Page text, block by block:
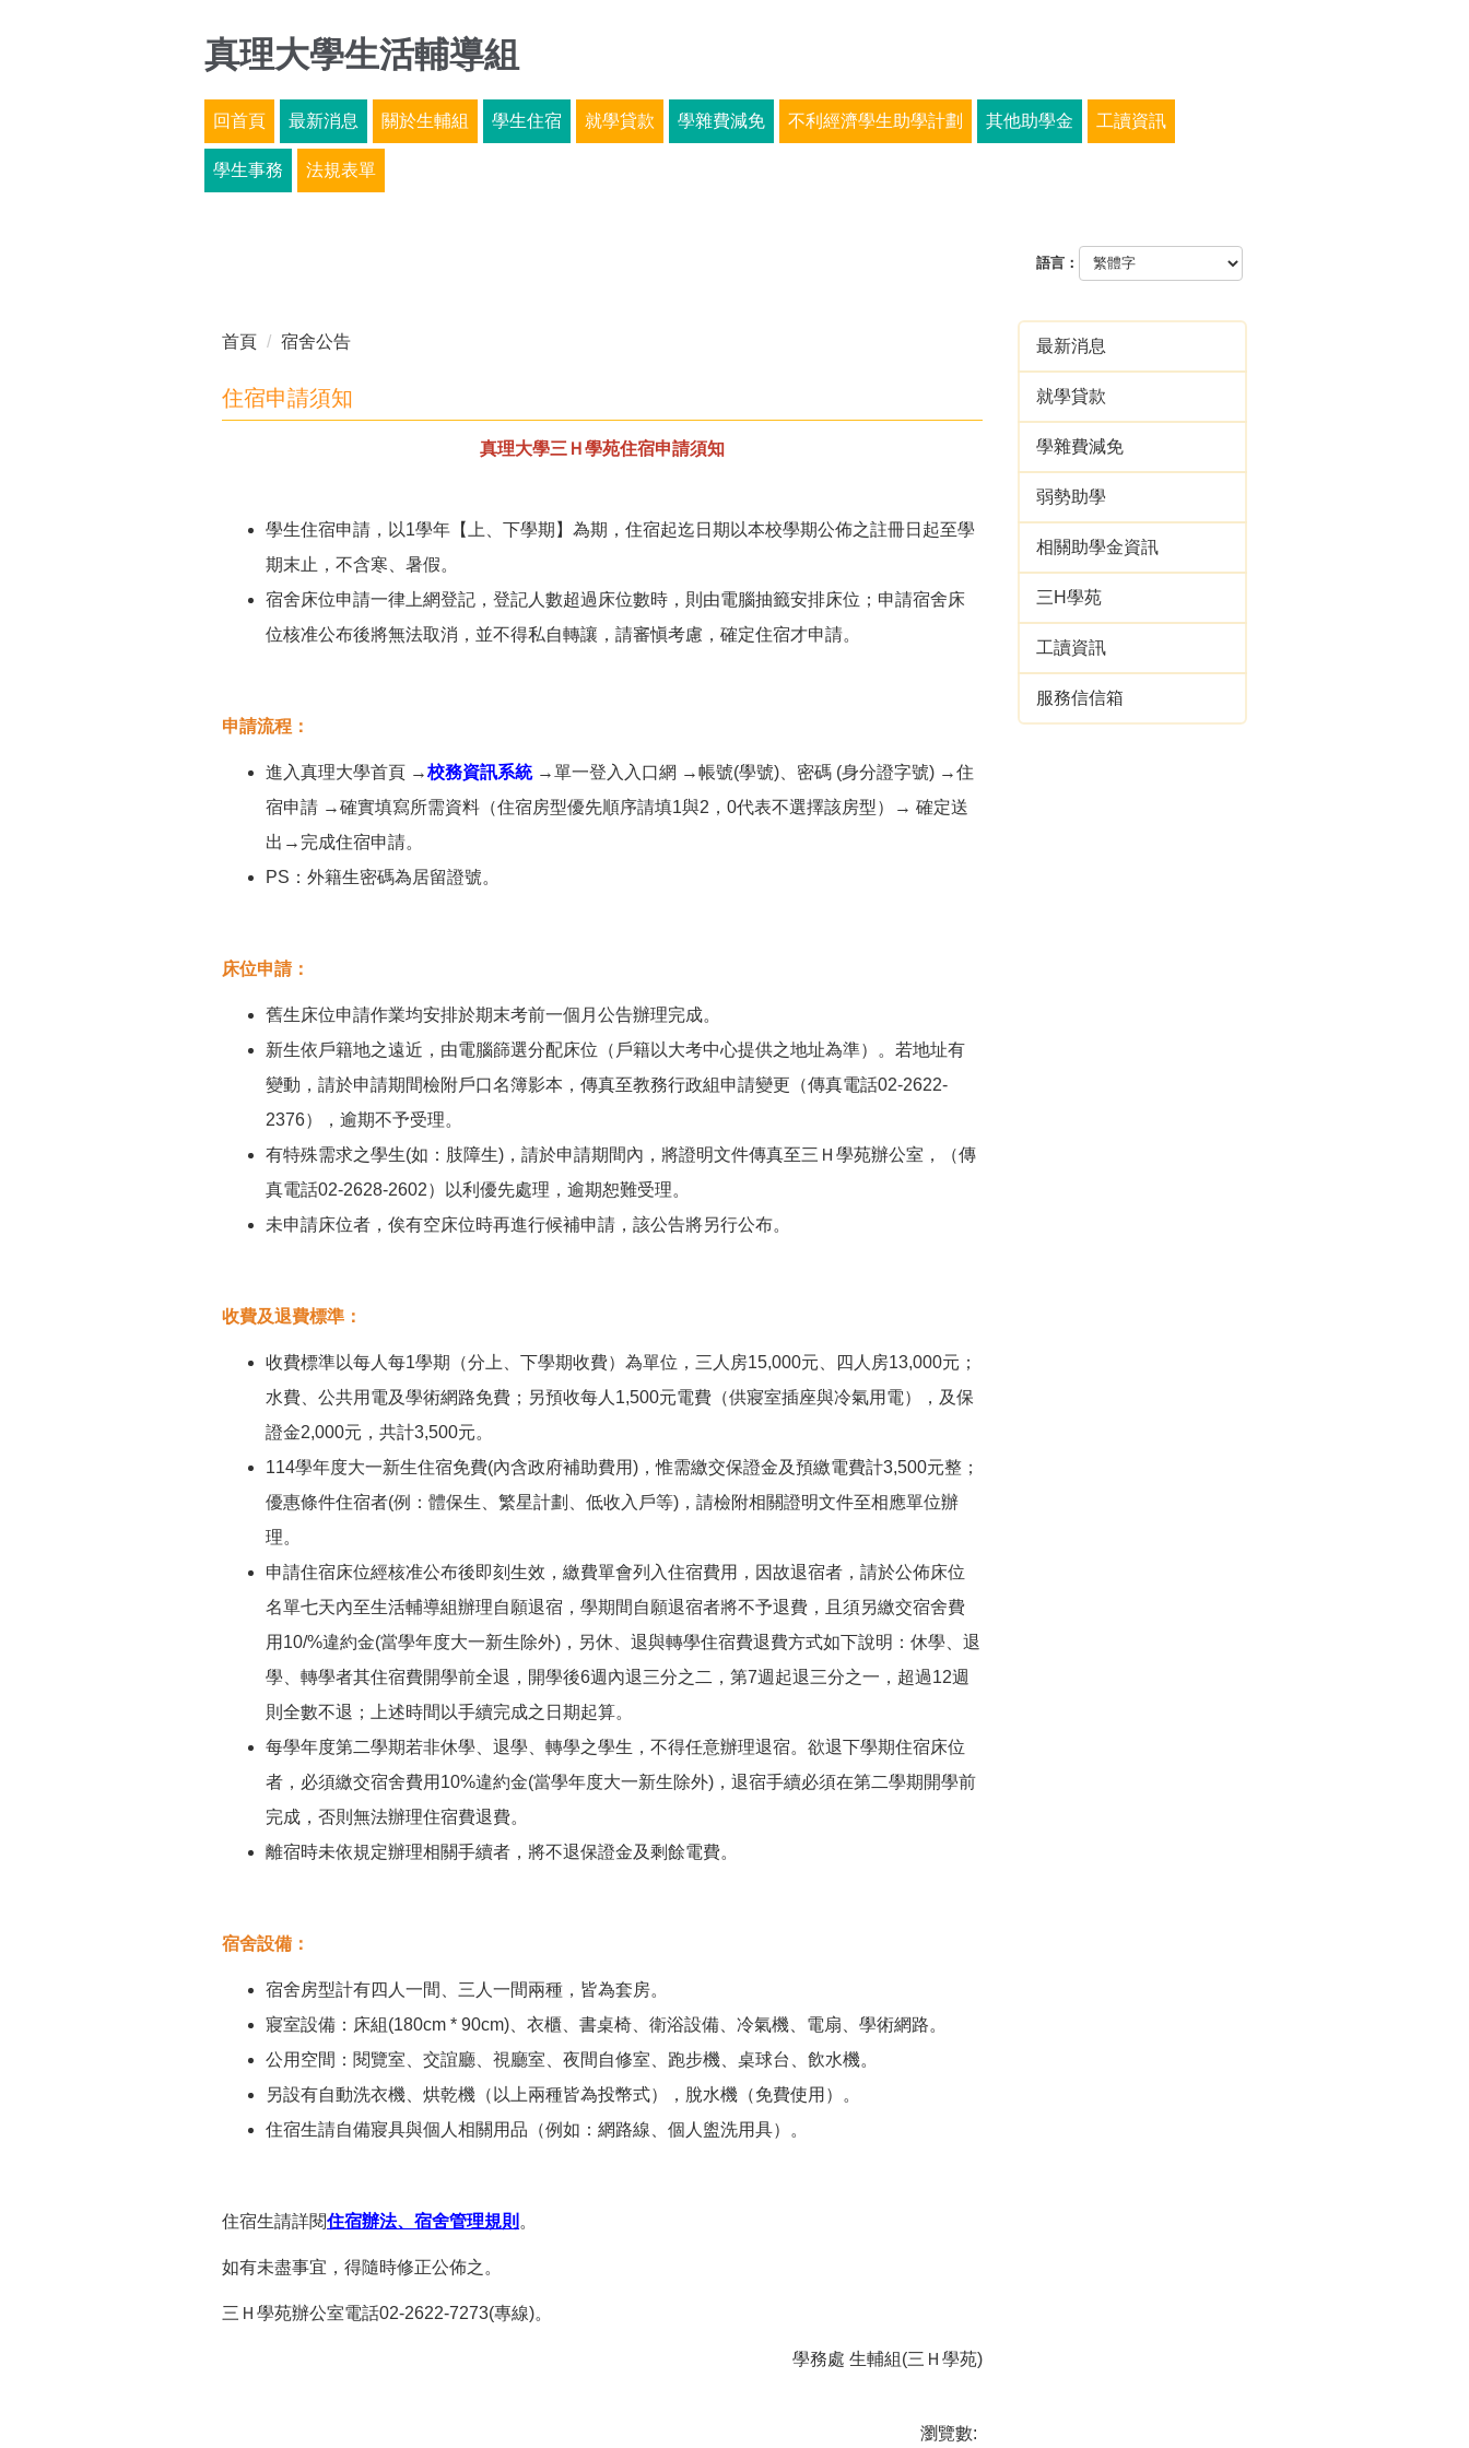
真理大學生活輔導組
回首頁 最新消息 關於生輔組 學生住宿 就學貸款 學雜費減免 不利經濟學生助學計劃 其他助學金 工讀資訊
學生事務 法規表單
語言：
首頁 宿舍公告
住宿申請須知
真理大學三Ｈ學苑住宿申請須知
學生住宿申請，以1學年【上、下學期】為期，住宿起迄日期以本校學期公佈之註冊日起至學
期末止，不含寒、暑假。
宿舍床位申請一律上網登記，登記人數超過床位數時，則由電腦抽籤安排床位；申請宿舍床
位核准公布後將無法取消，並不得私自轉讓，請審愼考慮，確定住宿才申請。
申請流程：
進入真理大學首頁 →校務資訊系統 →單一登入入口網 →帳號(學號)、密碼 (身分證字號) →住
宿申請 →確實填寫所需資料（住宿房型優先順序請填1與2，0代表不選擇該房型）→ 確定送
出→完成住宿申請。
PS：外籍生密碼為居留證號。
床位申請：
舊生床位申請作業均安排於期末考前一個月公告辦理完成。
新生依戶籍地之遠近，由電腦篩選分配床位（戶籍以大考中心提供之地址為準）。若地址有
變動，請於申請期間檢附戶口名簿影本，傳真至教務行政組申請變更（傳真電話02-2622-
2376），逾期不予受理。
有特殊需求之學生(如：肢障生)，請於申請期間內，將證明文件傳真至三Ｈ學苑辦公室，（傳
真電話02-2628-2602）以利優先處理，逾期恕難受理。
未申請床位者，俟有空床位時再進行候補申請，該公告將另行公布。
收費及退費標準：
收費標準以每人每1學期（分上、下學期收費）為單位，三人房15,000元、四人房13,000元；
水費、公共用電及學術網路免費；另預收每人1,500元電費（供寢室插座與冷氣用電），及保
證金2,000元，共計3,500元。
114學年度大一新生住宿免費(內含政府補助費用)，惟需繳交保證金及預繳電費計3,500元整；
優惠條件住宿者(例：體保生、繁星計劃、低收入戶等)，請檢附相關證明文件至相應單位辦
理。
申請住宿床位經核准公布後即刻生效，繳費單會列入住宿費用，因故退宿者，請於公佈床位
名單七天內至生活輔導組辦理自願退宿，學期間自願退宿者將不予退費，且須另繳交宿舍費
用10/%違約金(當學年度大一新生除外)，另休、退與轉學住宿費退費方式如下說明：休學、退
學、轉學者其住宿費開學前全退，開學後6週內退三分之二，第7週起退三分之一，超過12週
則全數不退；上述時間以手續完成之日期起算。
每學年度第二學期若非休學、退學、轉學之學生，不得任意辦理退宿。欲退下學期住宿床位
者，必須繳交宿舍費用10%違約金(當學年度大一新生除外)，退宿手續必須在第二學期開學前
完成，否則無法辦理住宿費退費。
離宿時未依規定辦理相關手續者，將不退保證金及剩餘電費。
宿舍設備：
宿舍房型計有四人一間、三人一間兩種，皆為套房。
寢室設備：床組(180cm * 90cm)、衣櫃、書桌椅、衛浴設備、冷氣機、電扇、學術網路。
公用空間：閱覽室、交誼廳、視廳室、夜間自修室、跑步機、桌球台、飲水機。
另設有自動洗衣機、烘乾機（以上兩種皆為投幣式），脫水機（免費使用）。
住宿生請自備寢具與個人相關用品（例如：網路線、個人盥洗用具）。
住宿生請詳閱住宿辦法、宿舍管理規則 。
如有未盡事宜，得隨時修正公佈之。
三Ｈ學苑辦公室電話02-2622-7273(專線)。
學務處 生輔組(三Ｈ學苑)
瀏覽數:
最新消息
就學貸款
學雜費減免
弱勢助學
相關助學金資訊
三H學苑
工讀資訊
服務信信箱